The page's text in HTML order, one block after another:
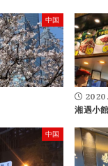
中国
湘遇小館
中国